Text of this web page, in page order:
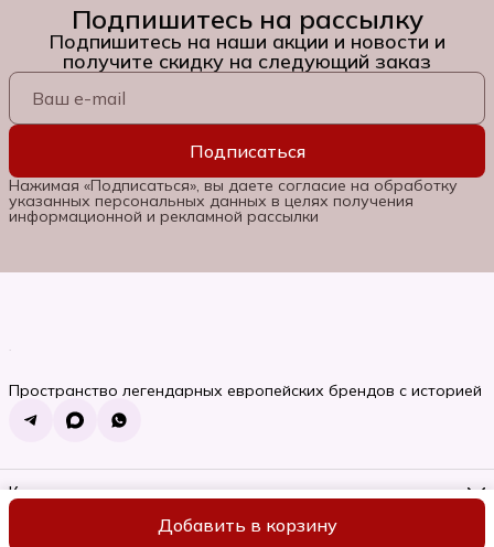
Добавить в корзину
Подпишитесь на рассылку
Подпишитесь на наши акции и новости и
получите скидку на следующий заказ
Подписаться
Нажимая «Подписаться», вы даете согласие на обработку
указанных персональных данных в целях получения
информационной и рекламной рассылки
Пространство легендарных европейских брендов с историей
Контакты